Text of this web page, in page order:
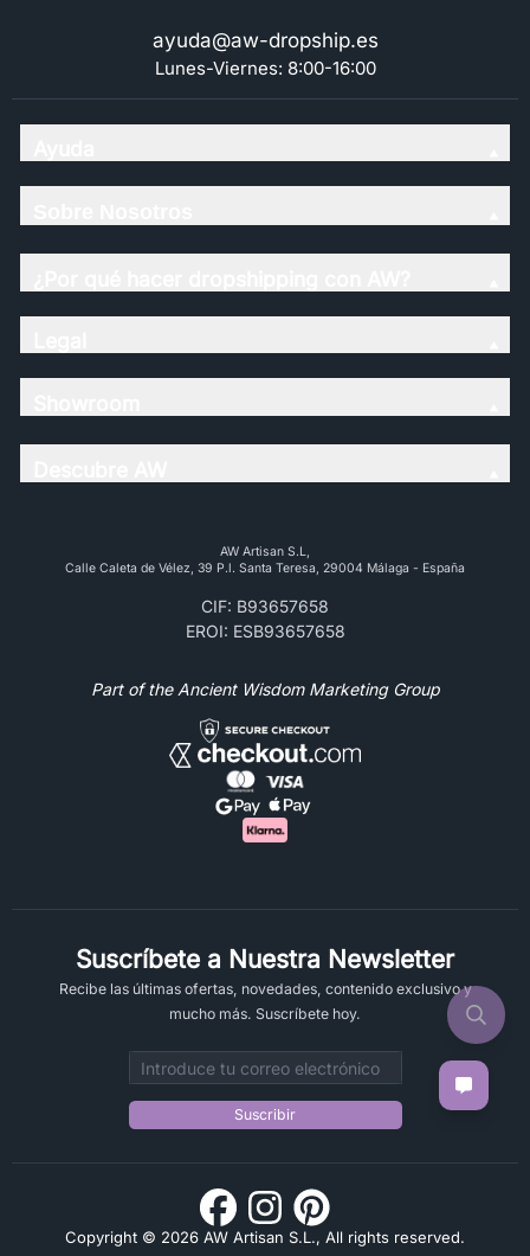
ayuda@aw-dropship.es
Lunes-Viernes: 8:00-16:00
AW Artisan S.L,
Calle Caleta de Vélez, 39 P.l. Santa Teresa, 29004 Málaga - España
CIF: B93657658
EROI: ESB93657658
Part of the Ancient Wisdom Marketing Group
Suscríbete a Nuestra Newsletter
Recibe las últimas ofertas, novedades, contenido exclusivo y
mucho más. Suscríbete hoy.
Email address
Suscribir
Copyright © 2026 AW Artisan S.L., All rights reserved.